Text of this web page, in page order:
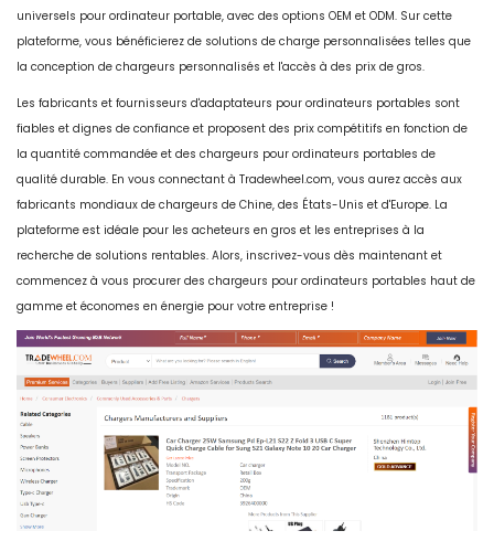
universels pour ordinateur portable, avec des options OEM et ODM. Sur cette
plateforme, vous bénéficierez de solutions de charge personnalisées telles que
la conception de chargeurs personnalisés et l'accès à des prix de gros.
Les fabricants et fournisseurs d'adaptateurs pour ordinateurs portables sont
fiables et dignes de confiance et proposent des prix compétitifs en fonction de
la quantité commandée et des chargeurs pour ordinateurs portables de
qualité durable. En vous connectant à Tradewheel.com, vous aurez accès aux
fabricants mondiaux de chargeurs de Chine, des États-Unis et d'Europe. La
plateforme est idéale pour les acheteurs en gros et les entreprises à la
recherche de solutions rentables. Alors, inscrivez-vous dès maintenant et
commencez à vous procurer des chargeurs pour ordinateurs portables haut de
gamme et économes en énergie pour votre entreprise !